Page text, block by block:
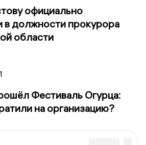
официально
в должности прокурора
области
Фестиваль Огурца:
на организацию?